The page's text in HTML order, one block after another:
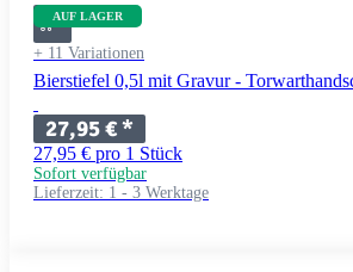
AUF LAGER
+ 11 Variationen
Bierstiefel 0,5l mit Gravur -
27,95 €*
27,95 € pro 1 Stück
Sofort verfügbar
Lieferzeit: 1 - 3 Werktage